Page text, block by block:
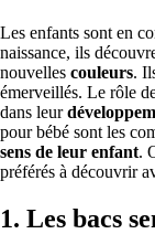
Les enfants sont en
naissance, ils
nouvelles couleurs.
émerveillés. Le rôle
dans leur
pour bébé sont les
sens de leur enfant.
préférés à découvrir
1. Les bacs